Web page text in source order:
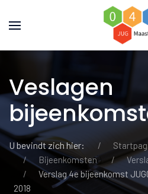
Veslagen
U bevindt zich hier:
Bijeenkomsten
Verslag 4e bijeenkomst
2018